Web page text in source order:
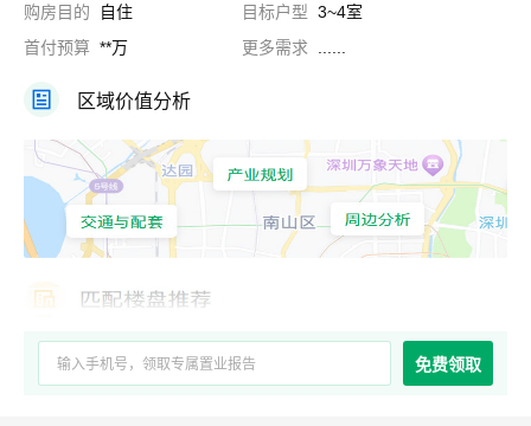
购房目的 自住 目标户型 3~4室
首付预算 **万 更多需求
区域价值分析
免费领取